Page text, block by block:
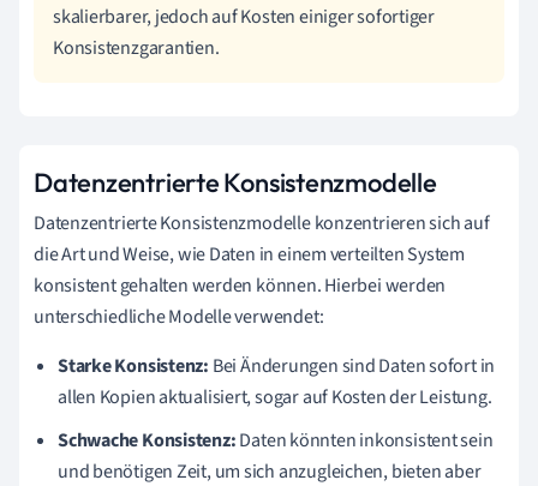
skalierbarer, jedoch auf Kosten einiger sofortiger
Konsistenzgarantien.
Datenzentrierte Konsistenzmodelle
Datenzentrierte Konsistenzmodelle konzentrieren sich auf
die Art und Weise, wie Daten in einem verteilten System
konsistent gehalten werden können. Hierbei werden
unterschiedliche Modelle verwendet:
Starke Konsistenz: Bei Änderungen sind Daten sofort in
allen Kopien aktualisiert, sogar auf Kosten der Leistung.
Schwache Konsistenz:Daten könnten inkonsistent sein
und benötigen Zeit, um sich anzugleichen, bieten aber